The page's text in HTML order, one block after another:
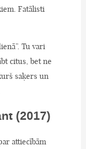
Fatālisti
Tu vari
citus, bet ne
saķers un
(2017)
attiecībām